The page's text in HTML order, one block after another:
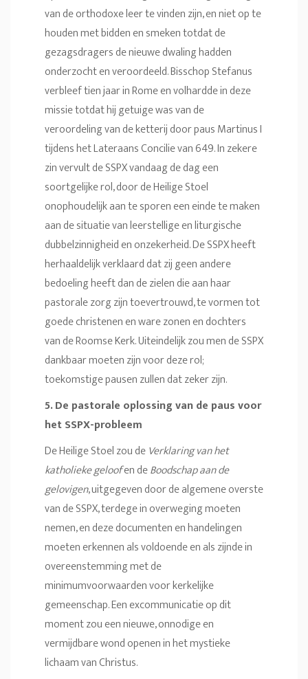
van de orthodoxe leer te vinden zijn, en niet op te
houden met bidden en smeken totdat de
gezagsdragers de nieuwe dwaling hadden
onderzocht en veroordeeld. Bisschop Stefanus
verbleef tien jaar in Rome en volhardde in deze
missie totdat hij getuige was van de
veroordeling van de ketterij door paus Martinus I
tijdens het Lateraans Concilie van 649. In zekere
zin vervult de SSPX vandaag de dag een
soortgelijke rol, door de Heilige Stoel
onophoudelijk aan te sporen een einde te maken
aan de situatie van leerstellige en liturgische
dubbelzinnigheid en onzekerheid. De SSPX heeft
herhaaldelijk verklaard dat zij geen andere
bedoeling heeft dan de zielen die aan haar
pastorale zorg zijn toevertrouwd, te vormen tot
goede christenen en ware zonen en dochters
van de Roomse Kerk. Uiteindelijk zou men de SSPX
dankbaar moeten zijn voor deze rol;
toekomstige pausen zullen dat zeker zijn.
5. De pastorale oplossing van de paus voor
het SSPX-probleem
De Heilige Stoel zou deVerklaring van het
katholieke geloofen deBoodschap aan de
gelovigen, uitgegeven door de algemene overste
van de SSPX, terdege in overweging moeten
nemen, en deze documenten en handelingen
moeten erkennen als voldoende en als zijnde in
overeenstemming met de
minimumvoorwaarden voor kerkelijke
gemeenschap. Een excommunicatie op dit
moment zou een nieuwe, onnodige en
vermijdbare wond openen in het mystieke
lichaam van Christus.